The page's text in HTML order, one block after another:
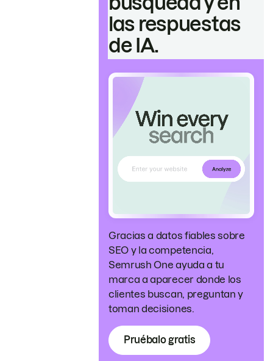
las respuestas
de IA.
Gracias a datos fiables sobre
SEO y la competencia,
Semrush One ayuda a tu
marca a aparecer donde los
clientes buscan, preguntan y
toman decisiones.
Pruébalo gratis